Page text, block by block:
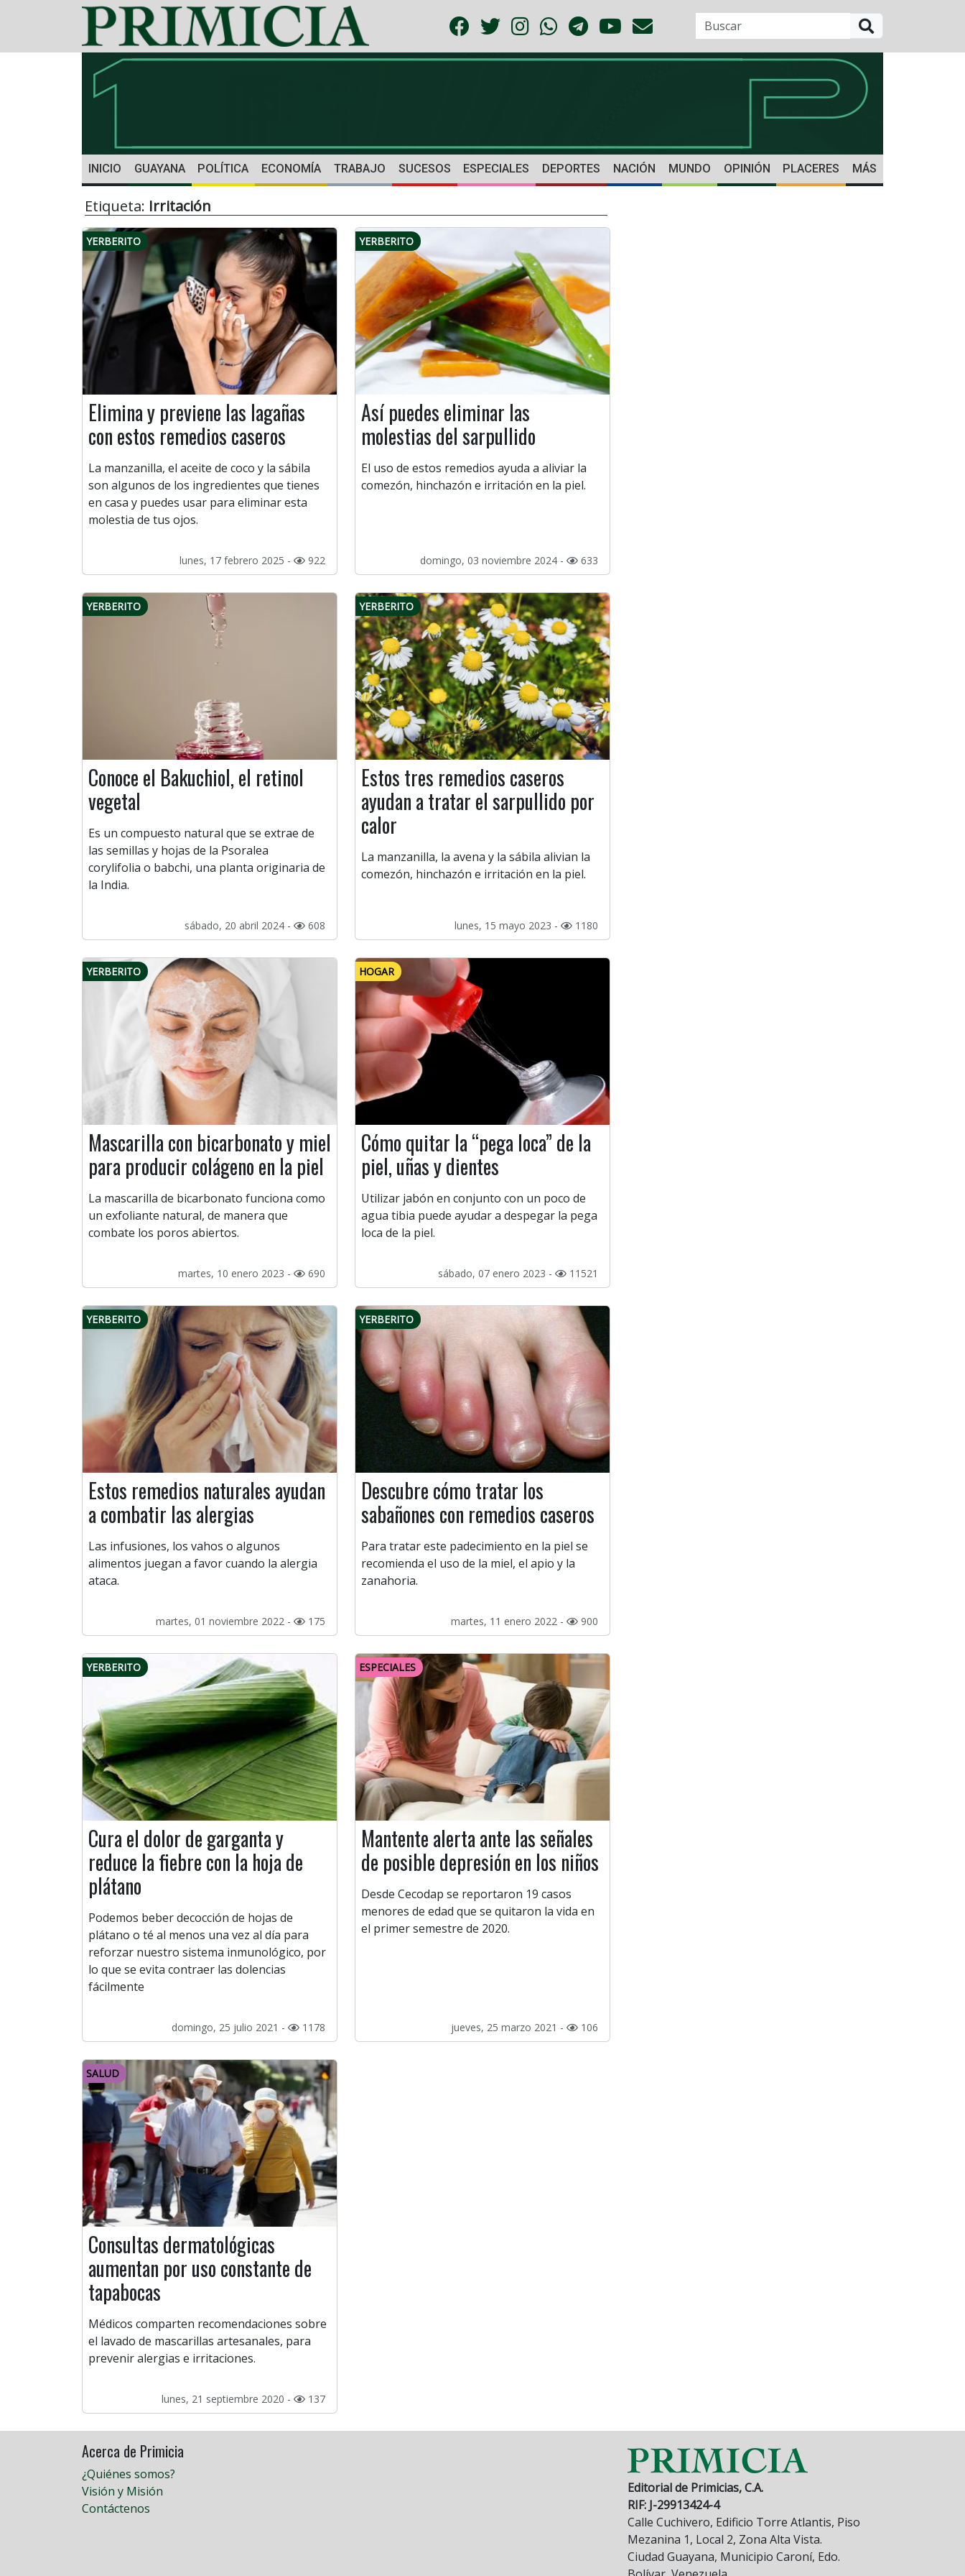
INICIO GUAYANA POLÍTICA ECONOMÍA TRABAJO SUCESOS ESPECIALES DEPORTES NACIÓN MUNDO OPINIÓN PLACERES MÁS
Etiqueta: Irritación
YERBERITO
Elimina y previene las lagañas
con estos remedios caseros
La manzanilla, el aceite de coco y la sábila
son algunos de los ingredientes que tienes
en casa y puedes usar para eliminar esta
molestia de tus ojos.
lunes, 17 febrero 2025 - 922
YERBERITO
Así puedes eliminar las
molestias del sarpullido
El uso de estos remedios ayuda a aliviar la
comezón, hinchazón e irritación en la piel.
domingo, 03 noviembre 2024 - 633
YERBERITO
Conoce el Bakuchiol, el retinol
vegetal
Es un compuesto natural que se extrae de
las semillas y hojas de la Psoralea
corylifolia o babchi, una planta originaria de
la India.
sábado, 20 abril 2024 - 608
YERBERITO
Estos tres remedios caseros
ayudan a tratar el sarpullido por
calor
La manzanilla, la avena y la sábila alivian la
comezón, hinchazón e irritación en la piel.
lunes, 15 mayo 2023 - 1180
YERBERITO
Mascarilla con bicarbonato y miel
para producir colágeno en la piel
La mascarilla de bicarbonato funciona como
un exfoliante natural, de manera que
combate los poros abiertos.
martes, 10 enero 2023 - 690
HOGAR
Cómo quitar la “pega loca” de la
piel, uñas y dientes
Utilizar jabón en conjunto con un poco de
agua tibia puede ayudar a despegar la pega
loca de la piel.
sábado, 07 enero 2023 - 11521
YERBERITO
Estos remedios naturales ayudan
a combatir las alergias
Las infusiones, los vahos o algunos
alimentos juegan a favor cuando la alergia
ataca.
martes, 01 noviembre 2022 - 175
YERBERITO
Descubre cómo tratar los
sabañones con remedios caseros
Para tratar este padecimiento en la piel se
recomienda el uso de la miel, el apio y la
zanahoria.
martes, 11 enero 2022 - 900
YERBERITO
Cura el dolor de garganta y
reduce la fiebre con la hoja de
plátano
Podemos beber decocción de hojas de
plátano o té al menos una vez al día para
reforzar nuestro sistema inmunológico, por
lo que se evita contraer las dolencias
fácilmente
domingo, 25 julio 2021 - 1178
ESPECIALES
Mantente alerta ante las señales
de posible depresión en los niños
Desde Cecodap se reportaron 19 casos
menores de edad que se quitaron la vida en
el primer semestre de 2020.
jueves, 25 marzo 2021 - 106
SALUD
Consultas dermatológicas
aumentan por uso constante de
tapabocas
Médicos comparten recomendaciones sobre
el lavado de mascarillas artesanales, para
prevenir alergias e irritaciones.
lunes, 21 septiembre 2020 - 137
Acerca de Primicia
¿Quiénes somos?
Visión y Misión
Contáctenos
Editorial de Primicias, C.A.
RIF: J-29913424-4
Calle Cuchivero, Edificio Torre Atlantis, Piso
Mezanina 1, Local 2, Zona Alta Vista.
Ciudad Guayana, Municipio Caroní, Edo.